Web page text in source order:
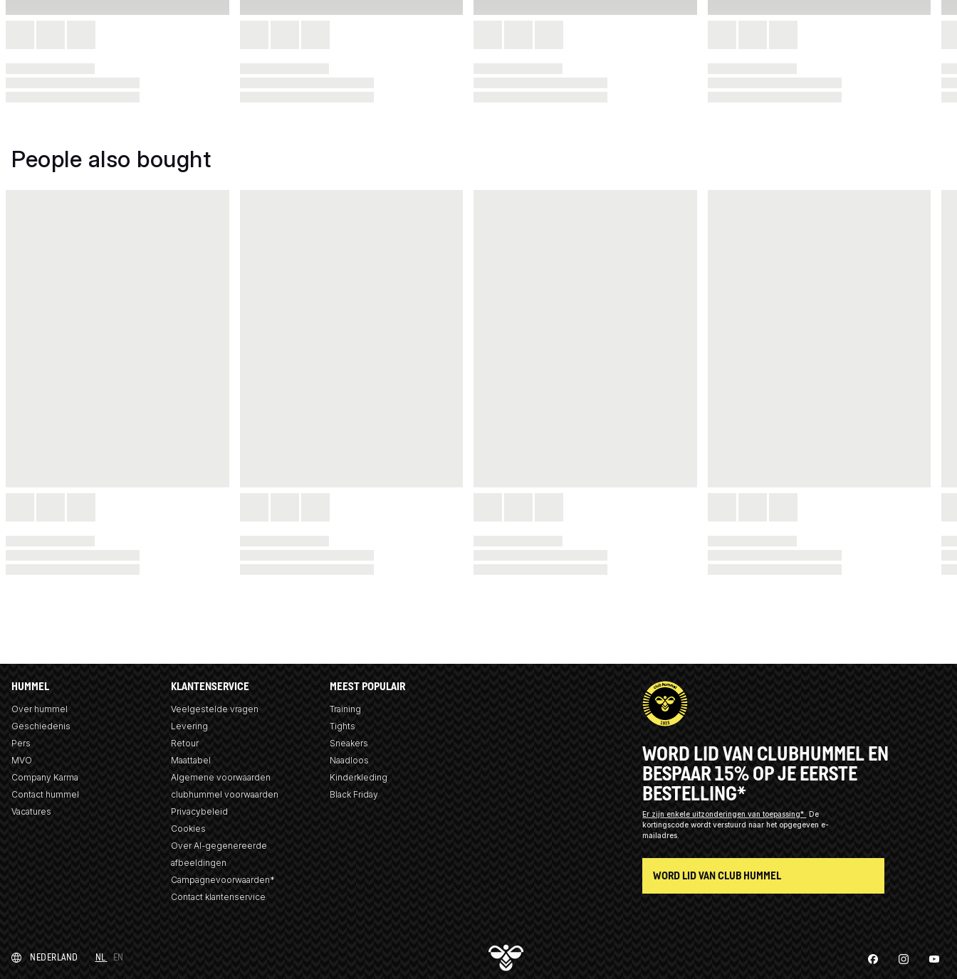
People also bought
HUMMEL
Over hummel
Geschiedenis
Pers
MVO
Company Karma
Contact hummel
Vacatures
KLANTENSERVICE
Veelgestelde vragen
Levering
Retour
Maattabel
Algemene voorwaarden
clubhummel voorwaarden
Privacybeleid
Cookies
Over AI-gegenereerde
afbeeldingen
Campagnevoorwaarden*
Contact klantenservice
MEEST POPULAIR
Training
Tights
Sneakers
Naadloos
Kinderkleding
Black Friday
WORD LID VAN CLUBHUMMEL EN
BESPAAR 15% OP JE EERSTE
BESTELLING*
Er zijn enkele uitzonderingen van toepassing*
De
kortingscode wordt verstuurd naar het opgegeven e-
mailadres.
WORD LID VAN CLUB HUMMEL
NEDERLAND NL EN